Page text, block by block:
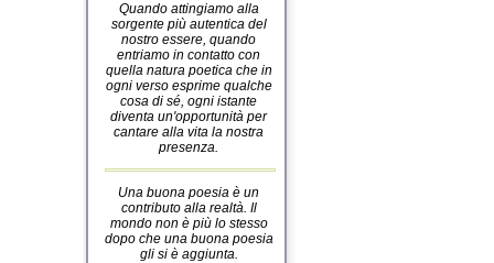
Quando attingiamo alla
sorgente più autentica del
nostro essere, quando
entriamo in contatto con
quella natura poetica che in
ogni verso esprime qualche
cosa di sé, ogni istante
diventa un'opportunità per
cantare alla vita la nostra
presenza.
Una buona poesia è un
contributo alla realtà. Il
mondo non è più lo stesso
dopo che una buona poesia
gli si è aggiunta.